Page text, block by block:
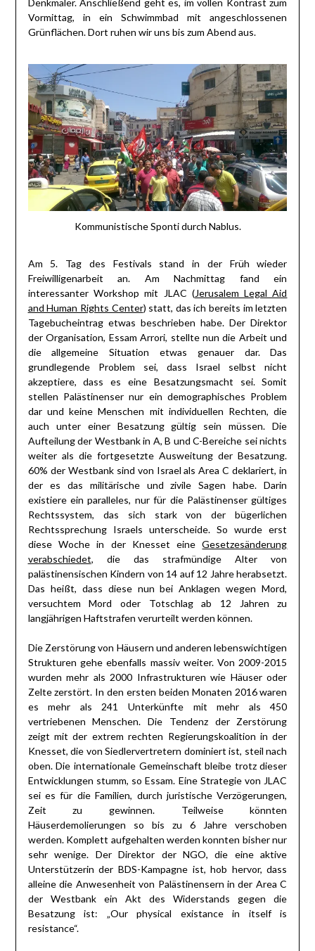
Denkmäler. Anschließend geht es, im vollen Kontrast zum
Vormittag, in ein Schwimmbad mit angeschlossenen
Grünflächen. Dort ruhen wir uns bis zum Abend aus.
Kommunistische Sponti durch Nablus.
Am 5. Tag des Festivals stand in der Früh wieder
Freiwilligenarbeit an. Am Nachmittag fand ein
interessanter Workshop mit JLAC (Jerusalem Legal Aid
and Human Rights Center) statt, das ich bereits im letzten
Tagebucheintrag etwas beschrieben habe. Der Direktor
der Organisation, Essam Arrori, stellte nun die Arbeit und
die allgemeine Situation etwas genauer dar. Das
grundlegende Problem sei, dass Israel selbst nicht
akzeptiere, dass es eine Besatzungsmacht sei. Somit
stellen Palästinenser nur ein demographisches Problem
dar und keine Menschen mit individuellen Rechten, die
auch unter einer Besatzung gültig sein müssen. Die
Aufteilung der Westbank in A, B und C-Bereiche sei nichts
weiter als die fortgesetzte Ausweitung der Besatzung.
60% der Westbank sind von Israel als Area C deklariert, in
der es das militärische und zivile Sagen habe. Darin
existiere ein paralleles, nur für die Palästinenser gültiges
Rechtssystem, das sich stark von der bügerlichen
Rechtssprechung Israels unterscheide. So wurde erst
diese Woche in der Knesset eineGesetzesänderung
verabschiedet, die das strafmündige Alter von
palästinensischen Kindern von 14 auf 12 Jahre herabsetzt.
Das heißt, dass diese nun bei Anklagen wegen Mord,
versuchtem Mord oder Totschlag ab 12 Jahren zu
langjährigen Haftstrafen verurteilt werden können.
Die Zerstörung von Häusern und anderen lebenswichtigen
Strukturen gehe ebenfalls massiv weiter. Von 2009-2015
wurden mehr als 2000 Infrastrukturen wie Häuser oder
Zelte zerstört. In den ersten beiden Monaten 2016 waren
es mehr als 241 Unterkünfte mit mehr als 450
vertriebenen Menschen. Die Tendenz der Zerstörung
zeigt mit der extrem rechten Regierungskoalition in der
Knesset, die von Siedlervertretern dominiert ist, steil nach
oben. Die internationale Gemeinschaft bleibe trotz dieser
Entwicklungen stumm, so Essam. Eine Strategie von JLAC
sei es für die Familien, durch juristische Verzögerungen,
Zeit zu gewinnen. Teilweise könnten
Häuserdemolierungen so bis zu 6 Jahre verschoben
werden. Komplett aufgehalten werden konnten bisher nur
sehr wenige. Der Direktor der NGO, die eine aktive
Unterstützerin der BDS-Kampagne ist, hob hervor, dass
alleine die Anwesenheit von Palästinensern in der Area C
der Westbank ein Akt des Widerstands gegen die
Besatzung ist: „Our physical existance in itself is
resistance“.